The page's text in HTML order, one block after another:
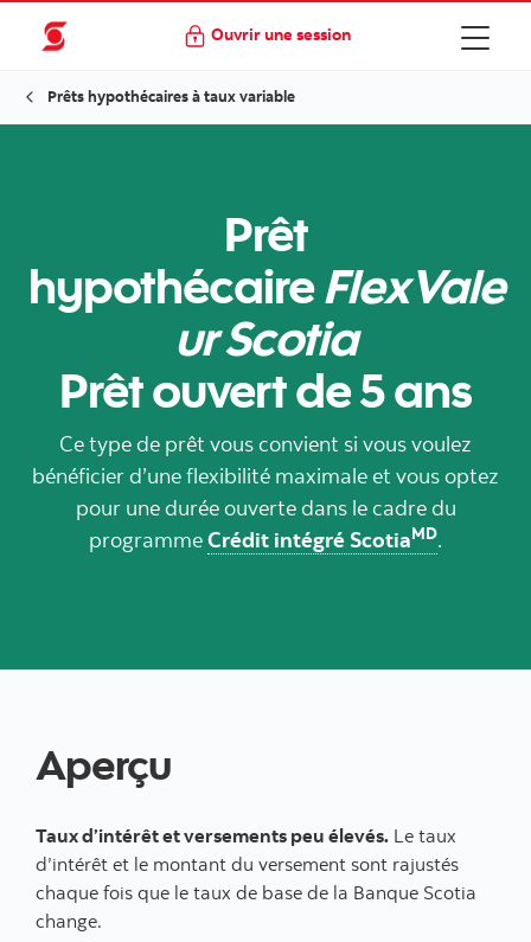
Ouvrir une session
Prêts hypothécaires à taux variable
Prêt
hypothécaireFlexVale
ur Scotia
Prêt ouvert de 5 ans
Ce type de prêt vous convient si vous voulez
bénéficier d’une flexibilité maximale et vous optez
pour une durée ouverte dans le cadre du
programmeCrédit intégré ScotiaMD.
Aperçu
Taux d’intérêt et versements peu élevés. Le taux
d’intérêt et le montant du versement sont rajustés
chaque fois que le taux de base de la Banque Scotia
change.